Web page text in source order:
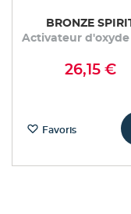
BRONZE
Activateur
26,15 €
Favoris